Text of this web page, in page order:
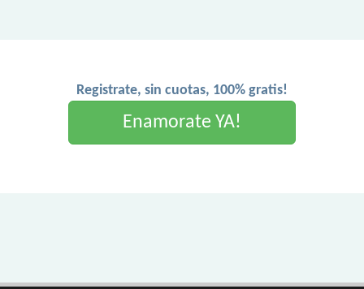
Registrate, sin cuotas, 100% gratis!
Enamorate YA!